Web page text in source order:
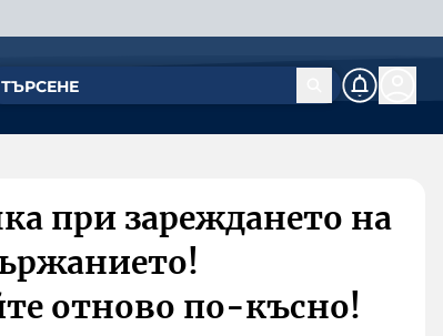
при зареждането на
отново по-късно!